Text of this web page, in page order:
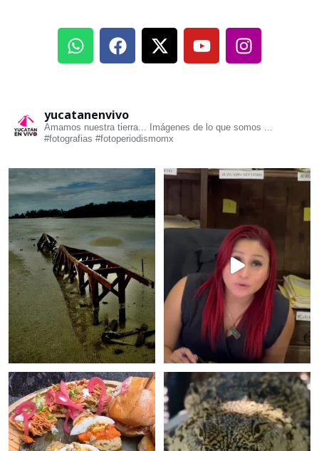
yucatanenvivo
Amamos nuestra tierra... Imágenes de lo que somos ...
#fotografias #fotoperiodismomx